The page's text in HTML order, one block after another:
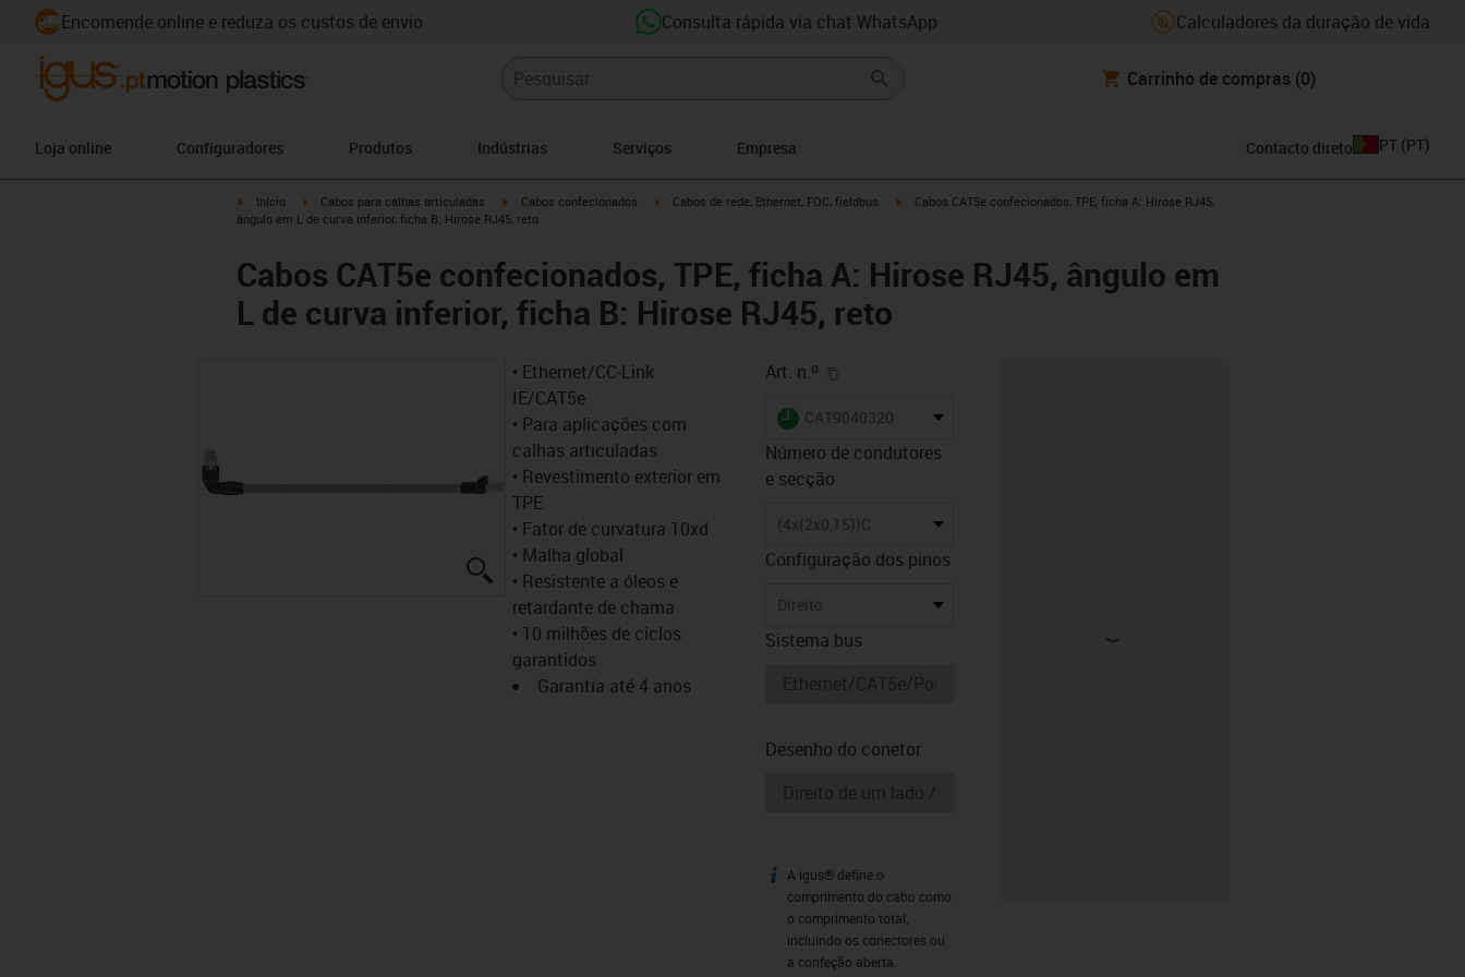
Encomende online e reduza os custos de envio Consulta rápida via chat WhatsApp Calculadores da duração de vida
Carrinho de compras (0)
Loja online Configuradores Produtos Indústrias Serviços Empresa Contacto direto PT (PT)
igus-icon-arrow-right
Início igus-icon-arrow-right
Cabos para calhas articuladas igus-icon-arrow-right
Cabos confecionados igus-icon-arrow-right
Cabos de rede, Ethernet, FOC, fieldbus igus-icon-arrow-right
Cabos CAT5e confecionados, TPE, ficha A: Hirose RJ45,
ângulo em L de curva inferior, ficha B: Hirose RJ45, reto
Cabos CAT5e confecionados, TPE, ficha A: Hirose RJ45, ângulo em
L de curva inferior, ficha B: Hirose RJ45, reto
igus-icon-lupe
• Ethernet/CC-Link
IE/CAT5e
• Para aplicações com
calhas articuladas
• Revestimento exterior em
TPE
• Fator de curvatura 10xd
• Malha global
• Resistente a óleos e
retardante de chama
• 10 milhões de ciclos
garantidos
Garantia até 4 anos
Art. n.º
igus-icon-lieferzeit
CAT9040320
Número de condutores
e secção
(4x(2x0,15))C
Configuração dos pinos
Direito
Sistema bus
Desenho do conetor
igus-icon-info
A igus® define o
comprimento do cabo como
o comprimento total,
incluindo os conectores ou
a confeção aberta.